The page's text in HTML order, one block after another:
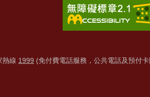
熱線 1999 (免付費電話服務，公共電話及預付